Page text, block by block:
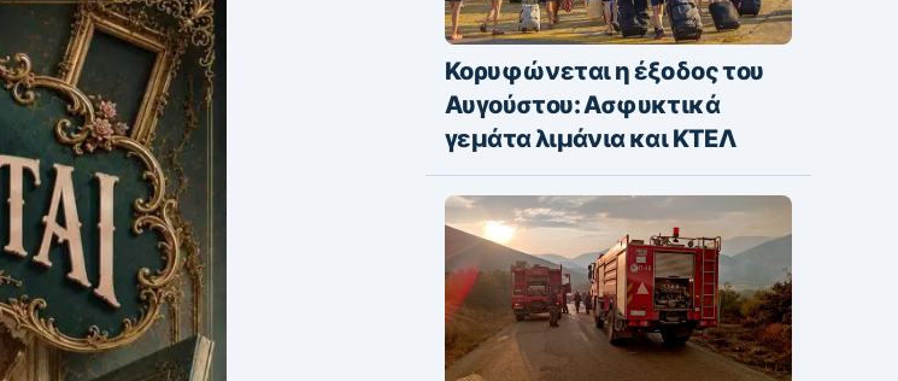
Κορυφώνεται η έξοδος του
Αυγούστου: Ασφυκτικά
γεμάτα λιμάνια και ΚΤΕΛ